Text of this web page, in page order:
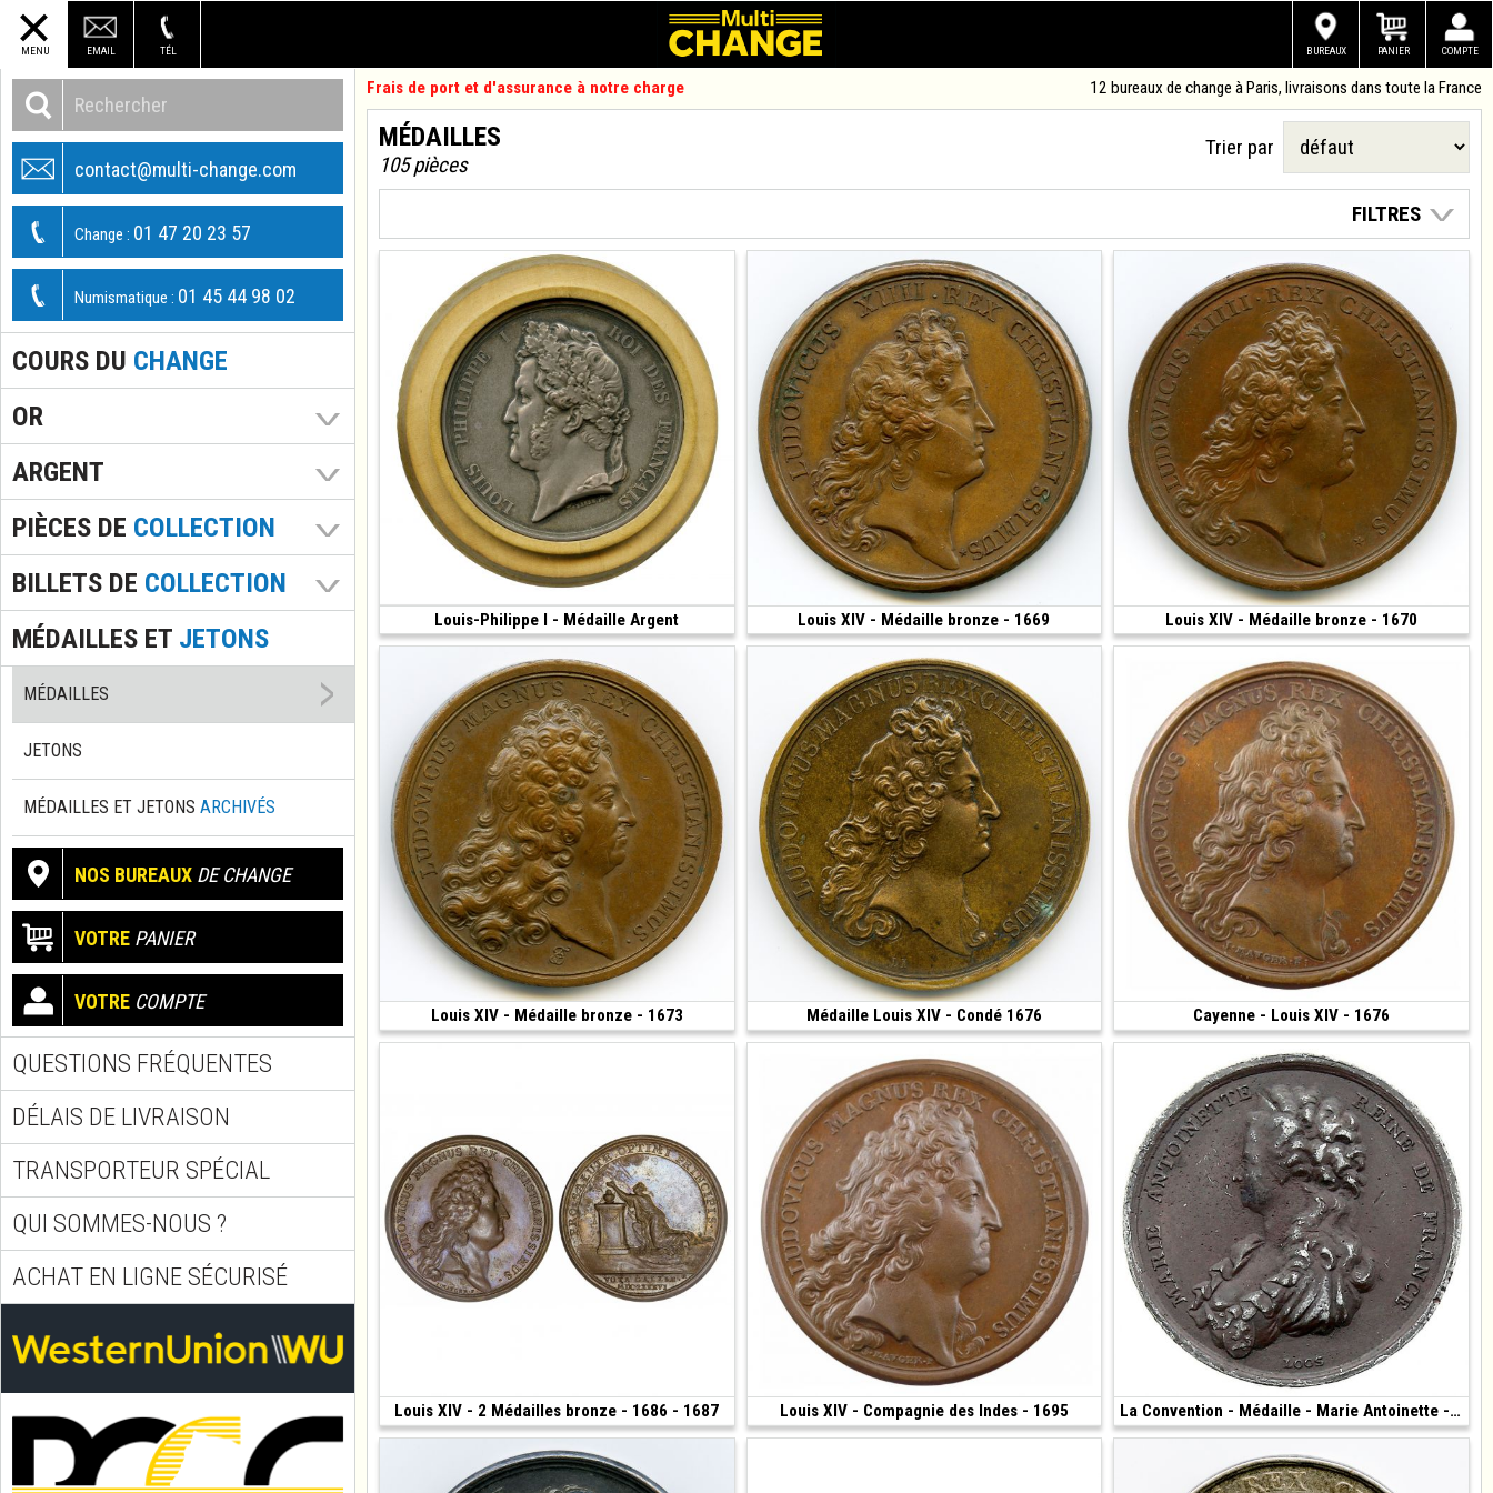
MENU EMAIL TÉL COMPTE
PANIER
BUREAUX
contact@multi-change.com
Change : 01 47 20 23 57
Numismatique : 01 45 44 98 02
COURS DU CHANGE
OR
ARGENT
PIÈCES DE COLLECTION
BILLETS DE COLLECTION
MÉDAILLES ET JETONS
MÉDAILLES
JETONS
MÉDAILLES ET JETONS ARCHIVÉS
NOS BUREAUX DE CHANGE
VOTRE PANIER
VOTRE COMPTE
QUESTIONS FRÉQUENTES
DÉLAIS DE LIVRAISON
TRANSPORTEUR SPÉCIAL
QUI SOMMES-NOUS ?
ACHAT EN LIGNE SÉCURISÉ
Frais de port et d'assurance à notre charge 12 bureaux de change à Paris, livraisons dans toute la France
MÉDAILLES
105 pièces
Trier par
FILTRES
Louis-Philippe I - Médaille Argent
(1847 • 65.22 g • 51 mm) Louis XIV - Médaille bronze - 1669
(1669 • 38.68 g • 40 mm) Louis XIV - Médaille bronze - 1670
(1670 • 33.30 g • 41 mm)
Louis XIV - Médaille bronze - 1673
(1673 • 40.19 g • 41 mm) Médaille Louis XIV - Condé 1676
(1676 • 29.22 g • 41 mm) Cayenne - Louis XIV - 1676
(1676 • Paris • 33.39 g • 41.2 mm)
Louis XIV - 2 Médailles bronze - 1686 - 1687
280 €
(1686 • Paris) Louis XIV - Compagnie des Indes - 1695560 €
(1695 • Paris • 33.52 g • 41.20 mm) La Convention - Médaille - Marie Antoinette - 1793
150 €
(1793 • 7.54 g • 30 mm)